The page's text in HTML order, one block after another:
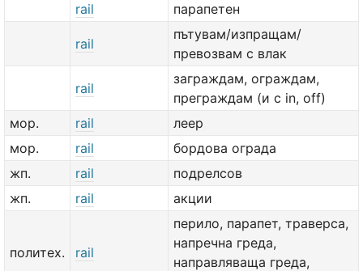
rail
парапетен
rail
пътувам/изпращам/
превозвам с влак
rail
заграждам, ограждам,
преграждам (и с in, off)
мор.
rail
леер
мор.
rail
бордова ограда
жп.
rail
подрелсов
жп.
rail акции
политех. rail
перило, парапет, траверса,
напречна греда,
направляваща греда,